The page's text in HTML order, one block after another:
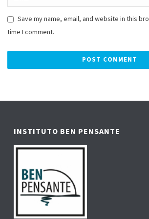
Save my name, email, and website in this
time I comment.
INSTITUTO BEN PENSANTE